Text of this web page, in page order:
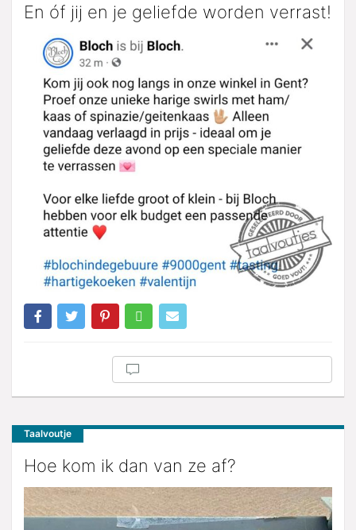
En óf jij en je geliefde worden verrast!
Taalvoutje
Hoe kom ik dan van ze af?